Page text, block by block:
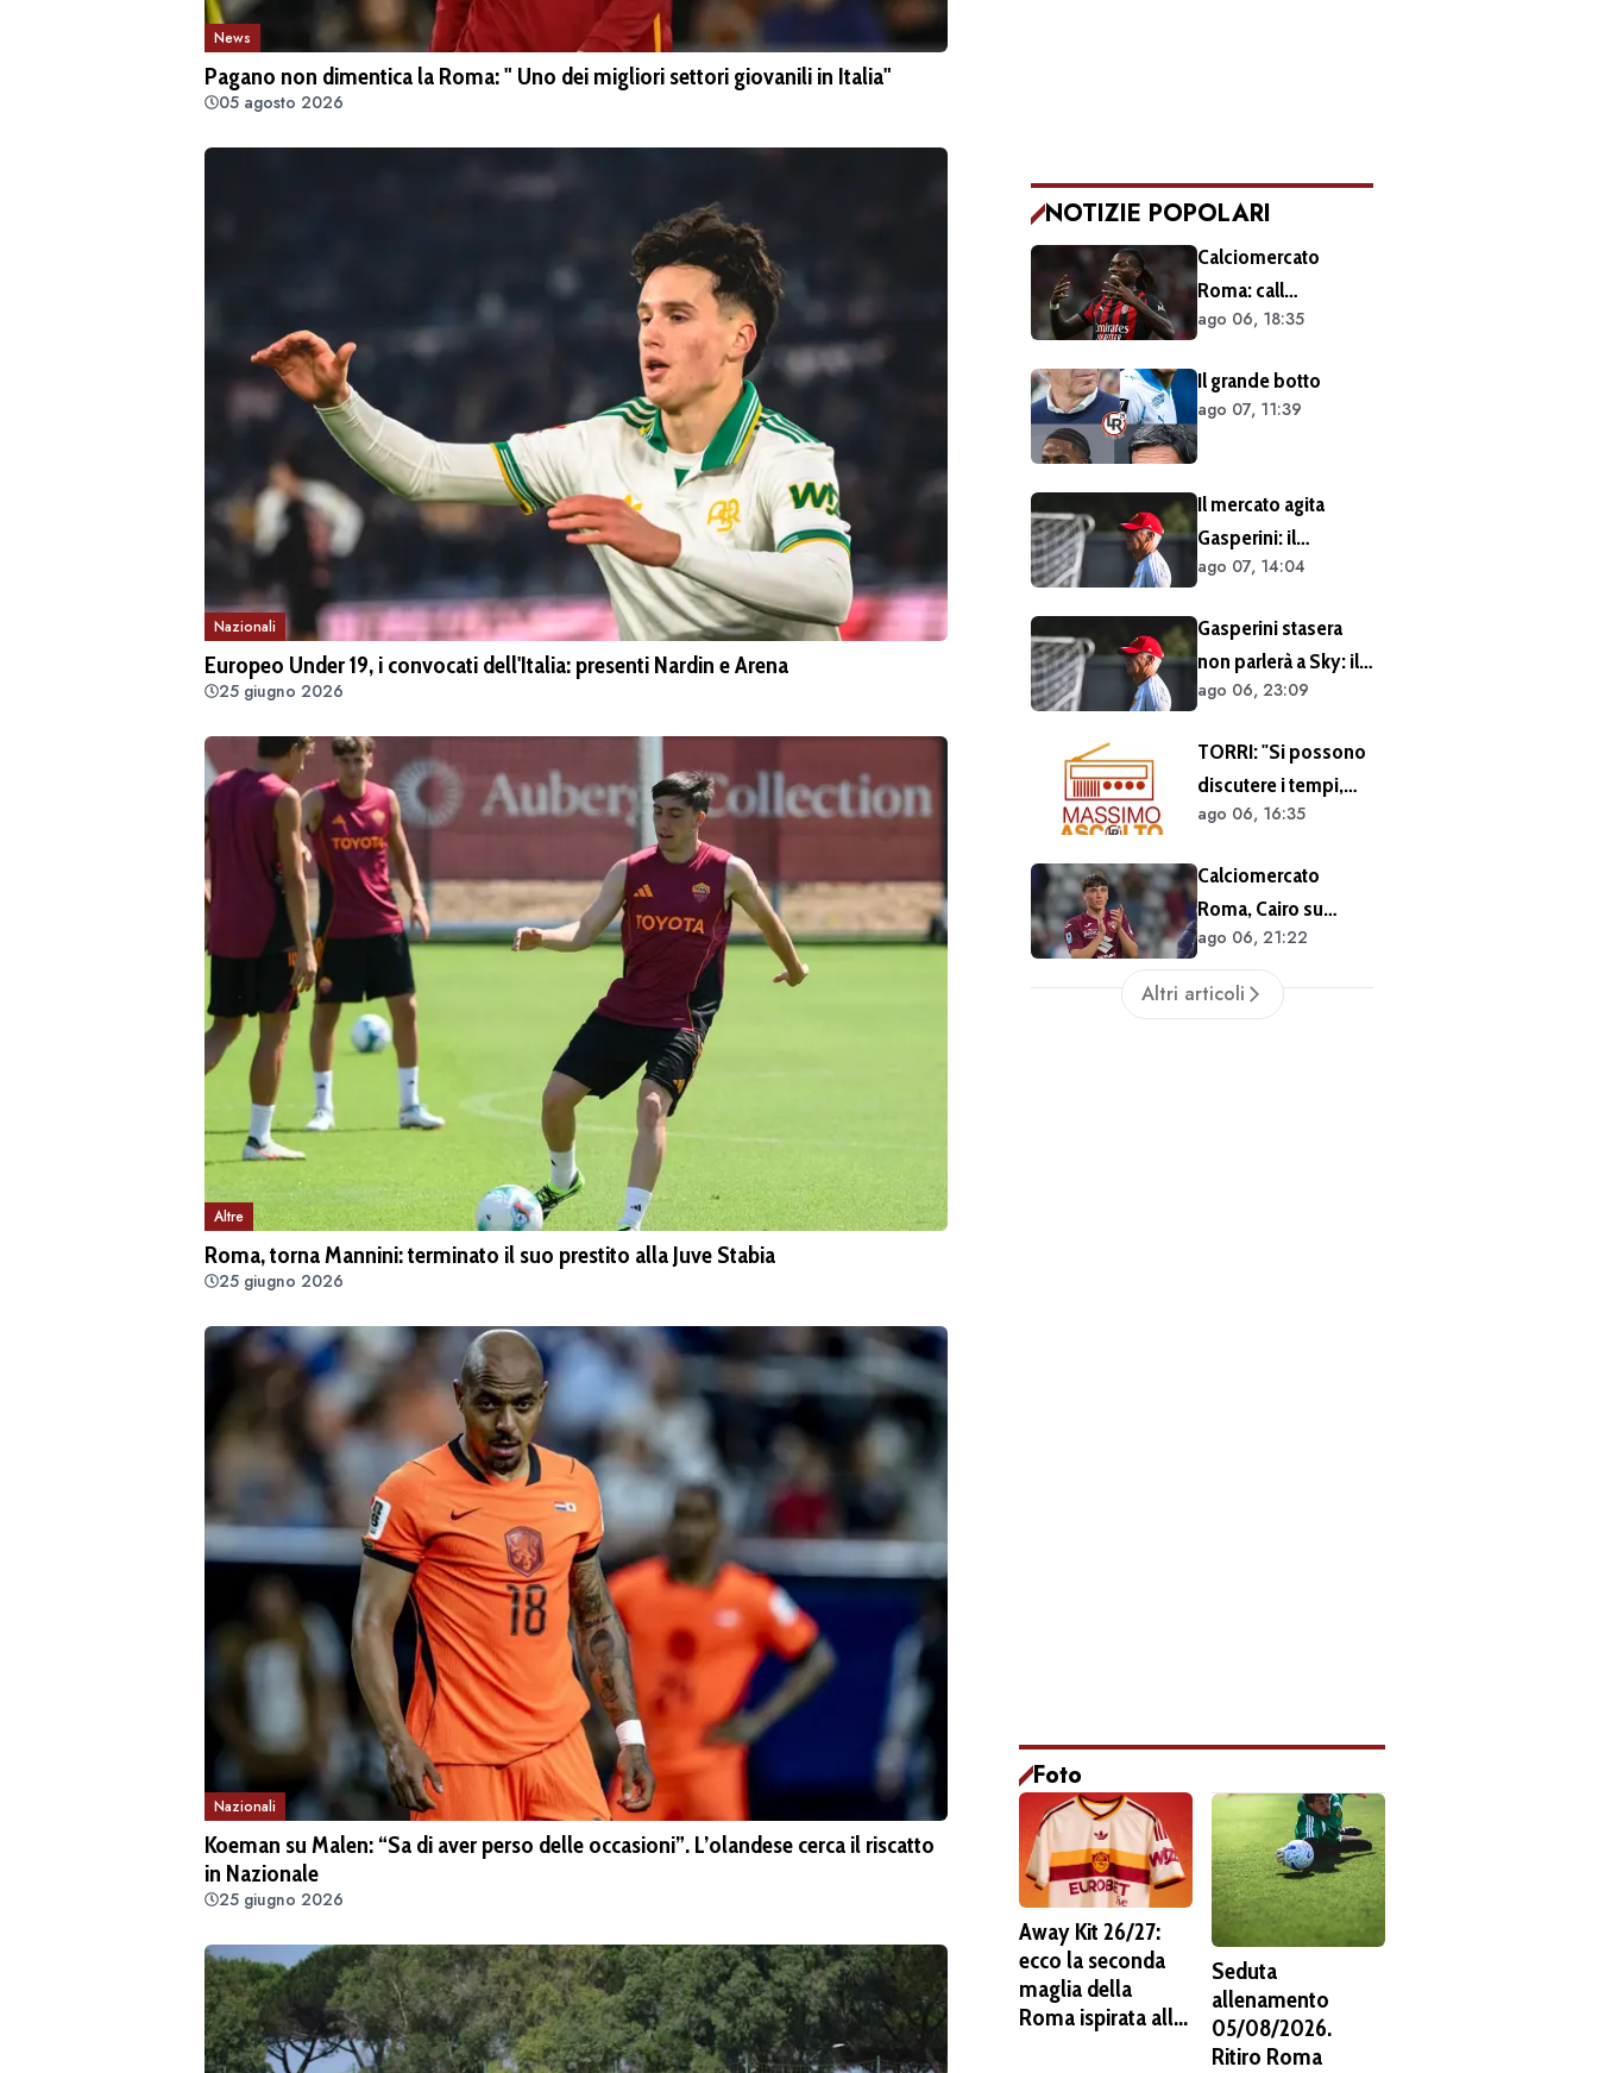
News
Pagano non dimentica la Roma: " Uno dei migliori settori giovanili in Italia"
05 agosto 2026
Nazionali
Europeo Under 19, i convocati dell'Italia: presenti Nardin e Arena
25 giugno 2026
Altre
Roma, torna Mannini: terminato il suo prestito alla Juve Stabia
25 giugno 2026
Nazionali
Koeman su Malen: “Sa di aver perso delle occasioni”. L’olandese cerca il riscatto
in Nazionale
25 giugno 2026
NOTIZIE POPOLARI
Calciomercato
Roma: call
esplorativa tra i
Sul tavolo le
situazioni di Leao e
ago 06, 18:35
Il grande botto
ago 07, 11:39
Il mercato agita
Gasperini: il
retroscena dietro al
Ecco cosa è emerso
dal meeting con la
proprietà
ago 07, 14:04
Gasperini stasera
non parlerà a Sky: il
tecnico impegnato
mercato
ago 06, 23:09
TORRI: "Si possono
discutere i tempi,
ma quanto fatto sin
BALZANI:
"Nonostante Castro
e Molina il mercato
ad oggi è
insufficiente"
ago 06, 16:35
Calciomercato
Roma, Cairo su
Cacciamani:
"Vogliamo
assolutamente
ago 06, 21:22
Altri articoli
Foto
Away Kit 26/27:
ecco la seconda
maglia della
Roma ispirata alla
Seduta
allenamento
05/08/2026.
Ritiro Roma